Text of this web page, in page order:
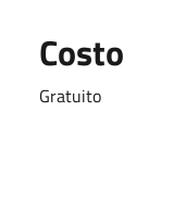
Costo
Gratuito